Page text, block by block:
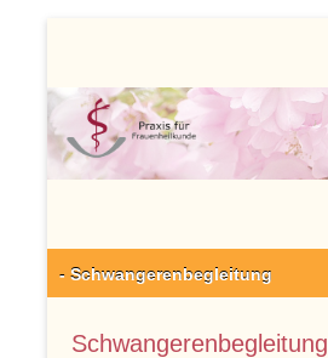
wechseln
- Schwangerenbegleitung
Schwangerenbegleitung